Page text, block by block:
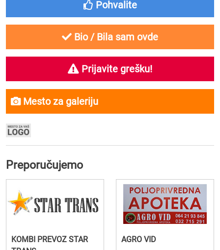
Pohvalite
Bio / Bila sam ovde
Prijavite grešku!
Mesto za galeriju
Preporučujemo
KOMBI PREVOZ STAR
AGRO VID